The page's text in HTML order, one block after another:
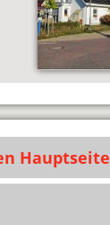
Hauptseite